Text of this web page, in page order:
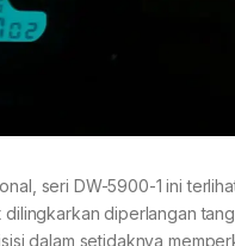
seri DW-5900-1 ini
diperlangan
dalam setidaknya